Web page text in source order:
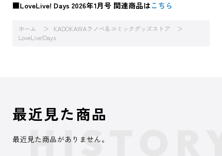
■LoveLive! Days 2026年1月号 関連商品はこちら
ホーム
KADOKAWAラノベ＆コミックグッズストア
LoveLive!Days
最近見た商品
最近見た商品がありません。